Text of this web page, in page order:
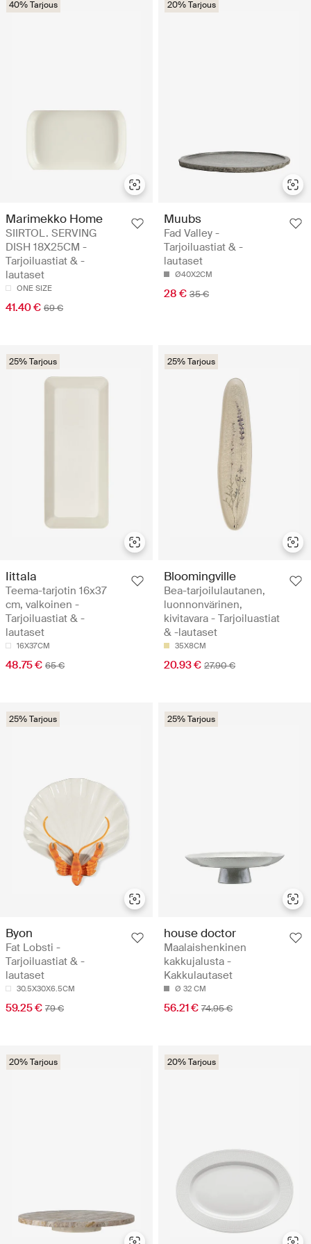
40% Tarjous
Marimekko Home
SIIRTOL. SERVING
DISH 18X25CM -
Tarjoiluastiat & -
lautaset
ONE SIZE
41.40 € 69 €
20% Tarjous
Muubs
Fad Valley -
Tarjoiluastiat & -
lautaset
Ø40X2CM
28 € 35 €
25% Tarjous
Iittala
Teema-tarjotin 16x37
cm, valkoinen -
Tarjoiluastiat & -
lautaset
16X37CM
48.75 € 65 €
25% Tarjous
Bloomingville
Bea-tarjoilulautanen,
luonnonvärinen,
kivitavara - Tarjoiluastiat
& -lautaset
35X8CM
20.93 € 27.90 €
25% Tarjous
Byon
Fat Lobsti -
Tarjoiluastiat & -
lautaset
30.5X30X6.5CM
59.25 € 79 €
25% Tarjous
house doctor
Maalaishenkinen
kakkujalusta -
Kakkulautaset
Ø 32 CM
56.21 € 74.95 €
20% Tarjous 20% Tarjous